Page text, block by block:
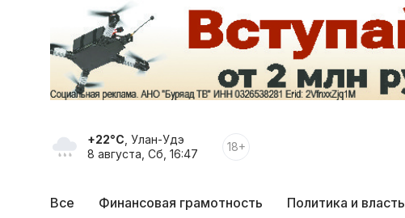
+22°C , Улан-Удэ
8 августа, Сб, 16:47
18+
Все Финансовая грамотность Политика и власть